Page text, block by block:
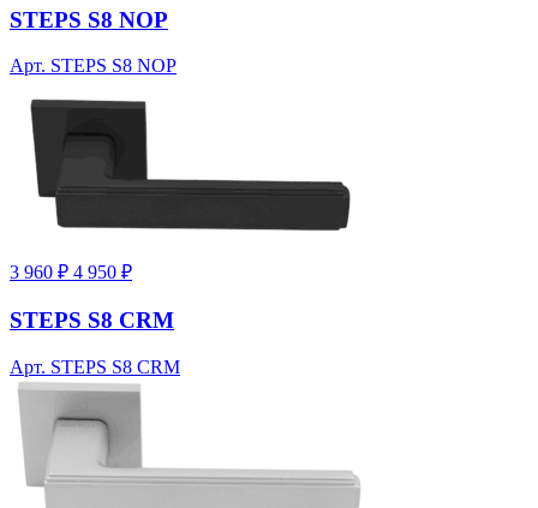
STEPS S8 NOP
Арт. STEPS S8 NOP
3 960 ₽ 4 950 ₽
STEPS S8 CRM
Арт. STEPS S8 CRM